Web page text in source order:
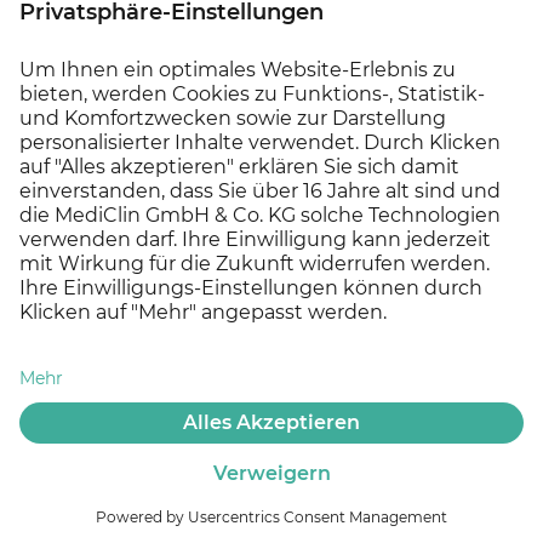
LinkedInd
Versorgungszentren. MEDICLIN verfügt über rund
Mitarbeiter*innen (Stand: Juni 2025).
© 2026 MEDICLIN AG, Offenburg - Ein Unternehmen der
Asklepios Gruppe
Cookie Einstellungen
Kontakt Jobs Social Media